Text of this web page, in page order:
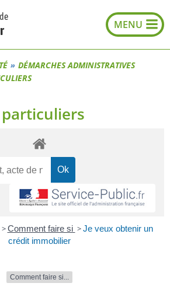
DÉMARCHES ADMINISTRATIVES
> Comment faire si > Je veux obtenir un
crédit immobilier
Comment faire si...